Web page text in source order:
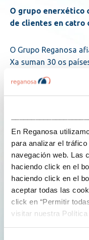
En Reganosa
para analizar el
navegación web. Las
haciendo click en el
haciendo click en el
aceptar todas las
click en “Permitir
visitar nuestra
O grupo enerxético
de clientes en catro
O Grupo Reganosa
Xa suman 30 os
encargo, nas últimas
dunha planta de
da costa asiática.
datos ao peche de
Francia, Grecia, Italia,
Europa; Angola,
Sudáfrica, en África;
India, Kuwait,
Vietnam, en Asia; e
México e República